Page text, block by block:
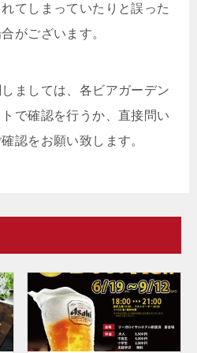
てしまっていたりと誤った
がございます。
ましては、各ビアガーデン
で確認を行うか、直接問い
認をお願い致します。